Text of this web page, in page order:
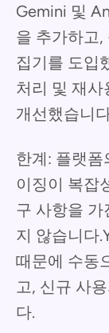
Gemini 및
을 추가하고,
집기를 도입
처리 및 재
개선했습니
한계: 플랫
이징이 복잡
구 사항을
지 않습니다
때문에 수동
고, 신규 사
다.